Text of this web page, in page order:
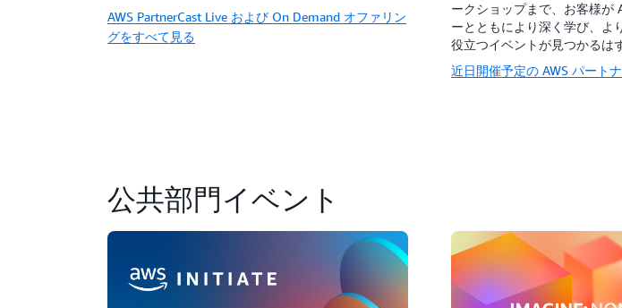
AWS PartnerCast Live および On Demand オファリン
グをすべて見る
ークショップまで、お客様が
ーとともにより深く学び、よ
役立つイベントが見つかるは
近日開催予定の AWS パート
公共部門イベント